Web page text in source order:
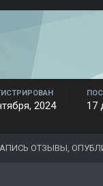
2024 17
ОТЗЫВЫ,